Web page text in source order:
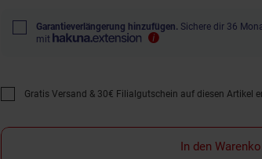
Garantieverlängerung hinzufügen. Sichere dir 36
mit
Promotion "Gratis Versand &amp; 30€ Filialgutschein
Gratis Versand & 30€ Filialgutschein auf diesen Artikel
In den